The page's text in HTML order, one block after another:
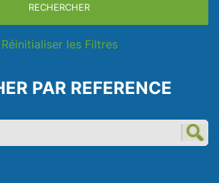
RECHERCHER
Réinitialiser les Filtres
PAR REFERENCE